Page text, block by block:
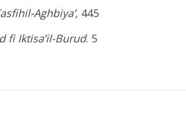
Aghbiya’, 445
fi Iktisa’il-Burud. 5